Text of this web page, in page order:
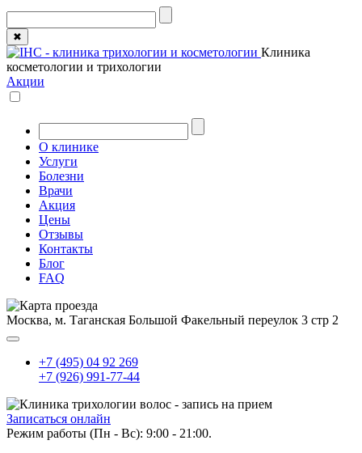
✖
Клиника
косметологии и трихологии
Акции
О клинике
Услуги
Болезни
Врачи
Акция
Цены
Отзывы
Контакты
Блог
FAQ
Москва, м. Таганская Большой Факельный переулок 3 стр 2
+7 (495) 04 92 269
+7 (926) 991-77-44
Записаться онлайн
Режим работы (Пн - Вс): 9:00 - 21:00.